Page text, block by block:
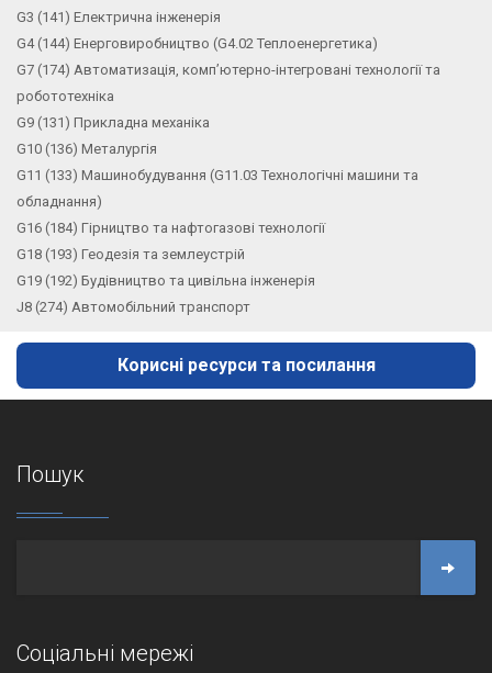
G3 (141) Електрична інженерія
G4 (144) Енерговиробництво (G4.02 Теплоенергетика)
G7 (174) Автоматизація, комп’ютерно-інтегровані технології та
робототехніка
G9 (131) Прикладна механіка
G10 (136) Металургія
G11 (133) Машинобудування (G11.03 Технологічні машини та
обладнання)
G16 (184) Гірництво та нафтогазові технології
G18 (193) Геодезія та землеустрій
G19 (192) Будівництво та цивільна інженерія
J8 (274) Автомобільний транспорт
Корисні ресурси та посилання
Пошук
Соціальні мережі